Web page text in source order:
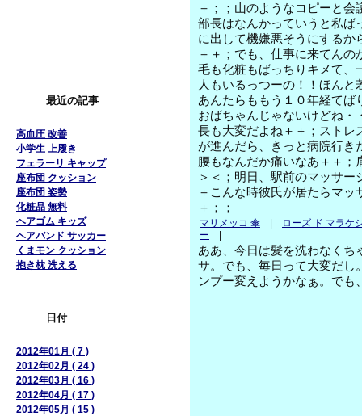
＋；；山のようなコピーと
部長はなんかっていうと私ば
に出して機嫌悪そうにするか
＋＋；でも、仕事に来てん
毛も化粧もばっちりキメて、
人もいるっつーの！！ほん
あんたらももう１０年経てば
おばちゃんじゃないけどね・
長も大変だよね＋＋；ストレ
が進んだら、きっと病院行き
腰もなんだか痛いなあ＋＋
＞＜；明日、駅前のマッサ
＋こんな時彼氏が居たらマ
＋；；
マリメッコ 傘
ローズ ド マラケ
ー
ああ、今日は髪を洗わなくち
サ。でも、毎日って大変だし
ンプー変えようかなぁ。で
最近の記事
高血圧 改善
小学生 上履き
フェラーリ キャップ
座布団 クッション
座布団 姿勢
化粧品 無料
ヘアゴム キッズ
ヘアバンド サッカー
くまモン クッション
抱き枕 洗える
日付
2012年01月 ( 7 )
2012年02月 ( 24 )
2012年03月 ( 16 )
2012年04月 ( 17 )
2012年05月 ( 15 )